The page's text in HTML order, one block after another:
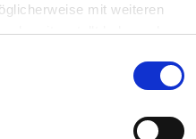
mit weiteren
bereitgestellt haben oder